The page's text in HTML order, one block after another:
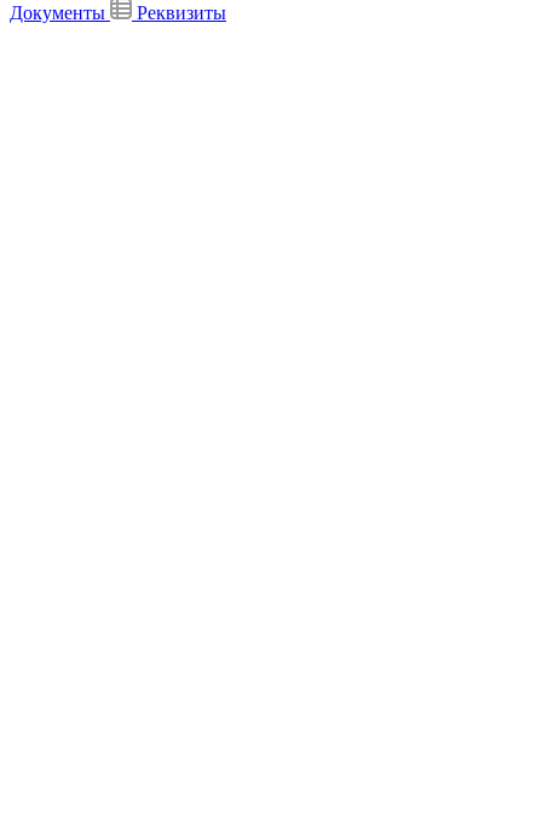
Документы
Реквизиты